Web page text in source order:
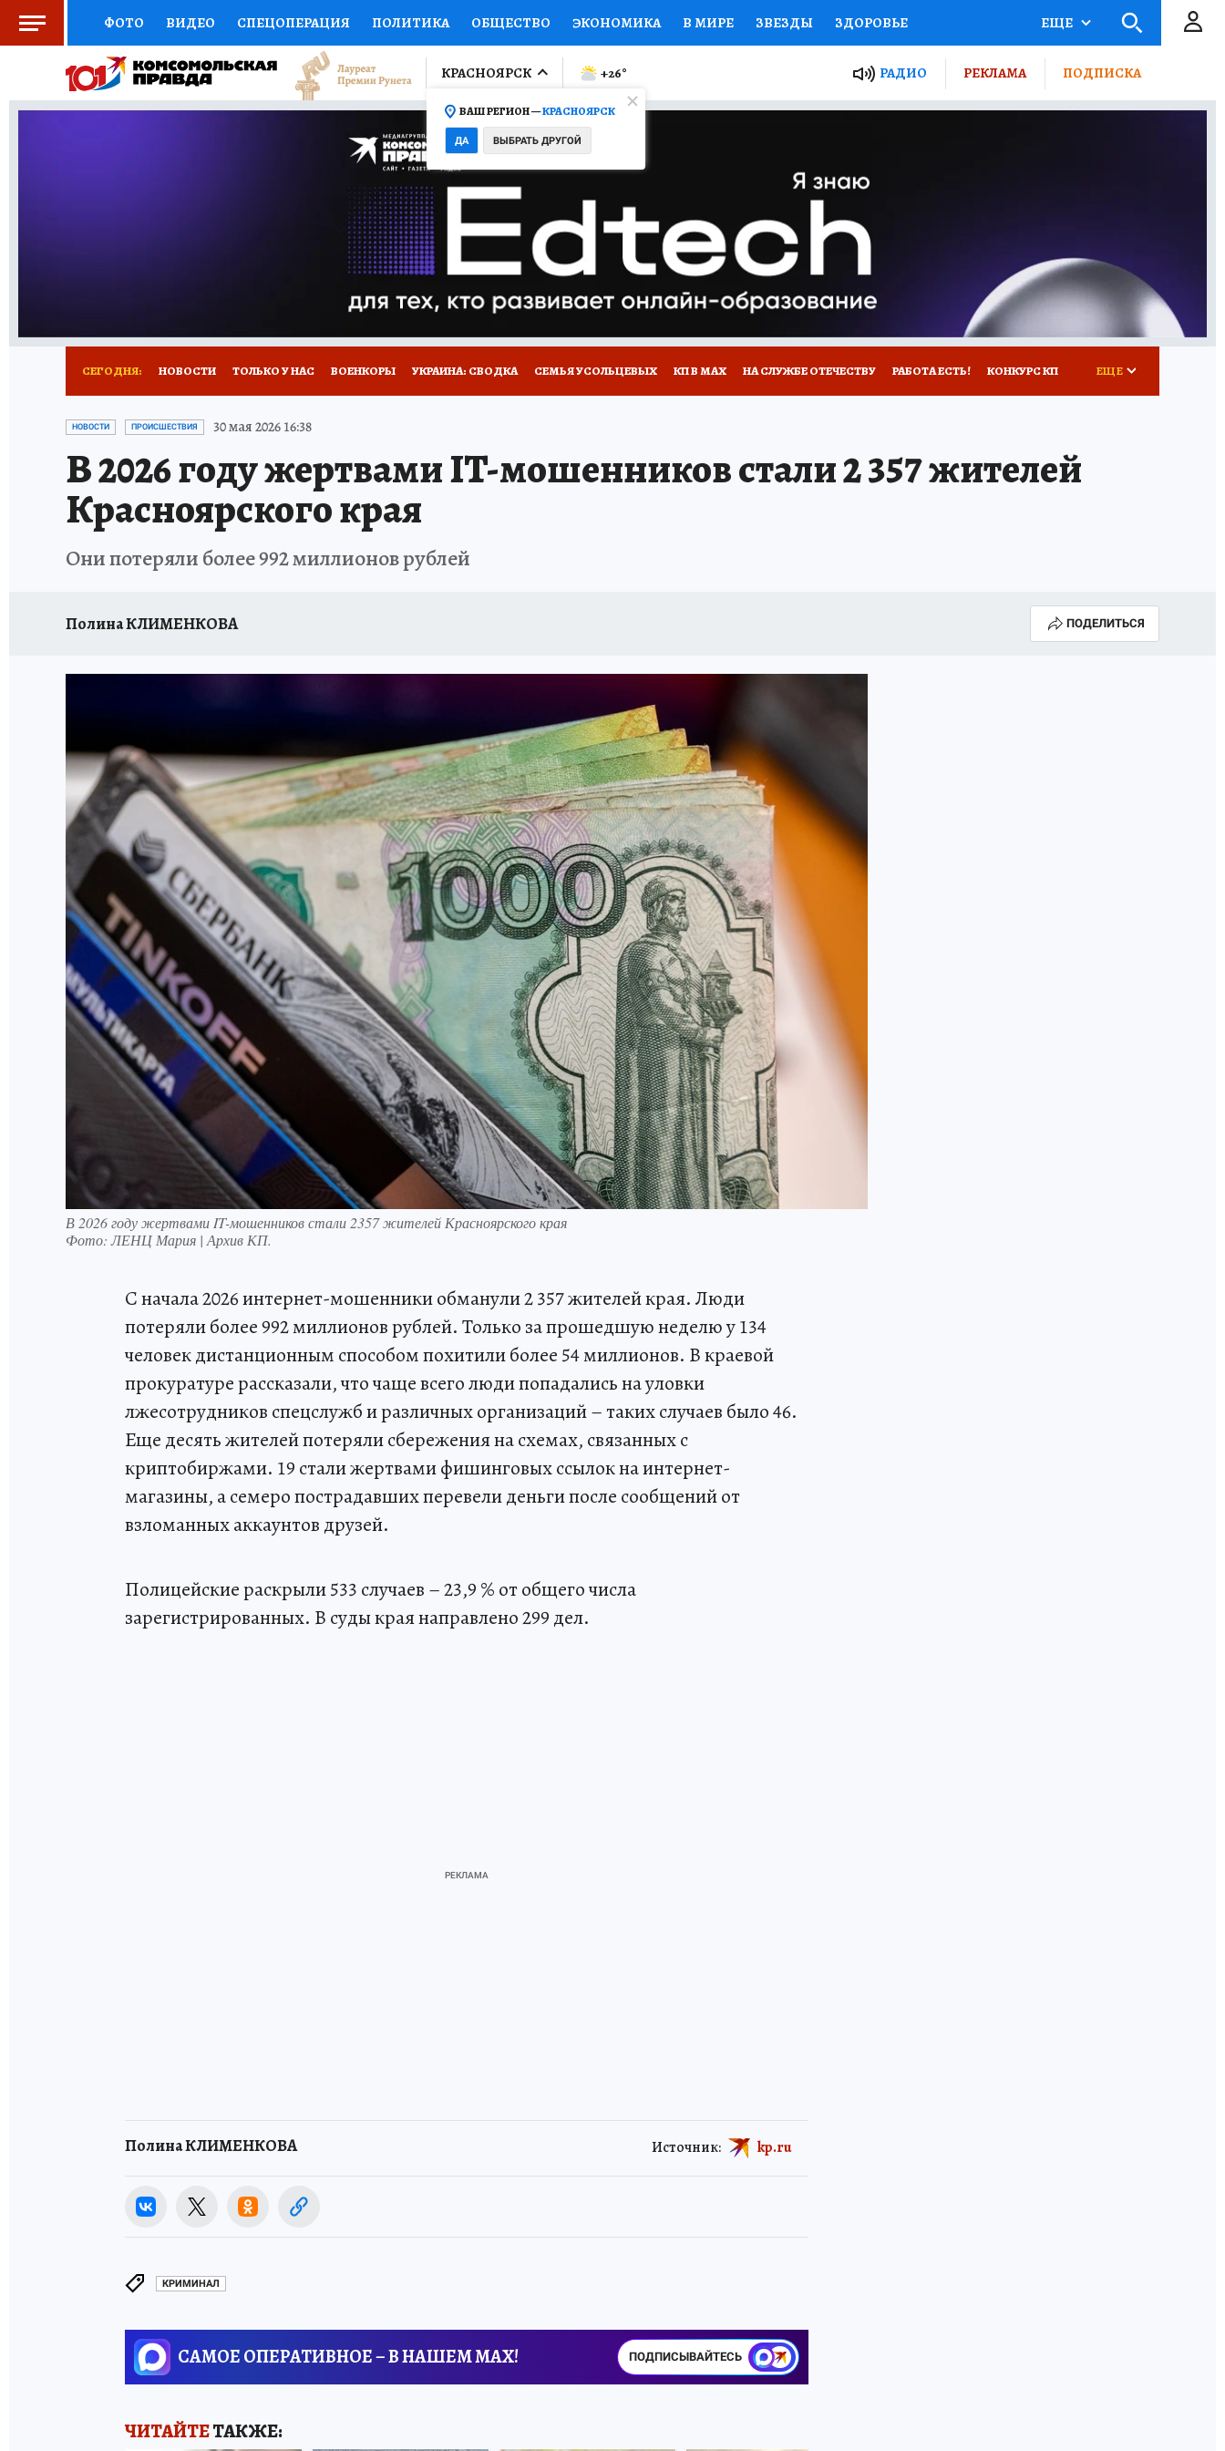
ФОТО ВИДЕО СПЕЦОПЕРАЦИЯ ПОЛИТИКА ОБЩЕСТВО ЭКОНОМИКА В МИРЕ ЗВЕЗДЫ ЗДОРОВЬЕ
СОЦПОДДЕРЖКА НАУКА СПОРТ КОЛУМНИСТЫ ПРОИСШЕСТВИЯ НАЦИОНАЛЬНЫЕ ПРОЕКТЫ РОССИИ
ВЫБОР ЭКСПЕРТОВ ДОКТОР ФИНАНСЫ ОТКРЫВАЕМ МИР Я ЗНАЮ СЕМЬЯ ЖЕНСКИЕ СЕКРЕТЫ ПУТЕВОДИТЕЛЬ
ПРОГНОЗЫ НА СПОРТ ПРОМОКОДЫ СЕРИАЛЫ
ТЕЛЕВИЗОР КОЛЛЕКЦИИ КОНКУРСЫ ГИД ПОТРЕБИТЕЛЯ
НОВОЕ НА САЙТЕ
ЕЩЕ
КРАСНОЯРСК
ВАШ РЕГИОН —КРАСНОЯРСК
ДА ВЫБРАТЬ ДРУГОЙ
+26° РАДИО РЕКЛАМА ПОДПИСКА
СЕГОДНЯ: НОВОСТИ ТОЛЬКО У НАС ВОЕНКОРЫ УКРАИНА: СВОДКА СЕМЬЯ УСОЛЬЦЕВЫХ КП В МАХ НА СЛУЖБЕ ОТЕЧЕСТВУ РАБОТА ЕСТЬ! КОНКУРС КП
ОТДЫХ В РОССИИ ЗАПОВЕДНАЯ РОССИЯ
ЕЩЕ
НОВОСТИ ПРОИСШЕСТВИЯ 30 мая 2026 16:38
В 2026 году жертвами IT-мошенников стали 2 357 жителей
Красноярского края
Они потеряли более 992 миллионов рублей
Полина КЛИМЕНКОВА ПОДЕЛИТЬСЯ
В 2026 году жертвами IT-мошенников стали 2357 жителей Красноярского края
Фото:ЛЕНЦ Мария | Архив КП.
С начала 2026 интернет-мошенники обманули 2 357 жителей края. Люди
потеряли более 992 миллионов рублей. Только за прошедшую неделю у 134
человек дистанционным способом похитили более 54 миллионов. В краевой
прокуратуре рассказали, что чаще всего люди попадались на уловки
лжесотрудников спецслужб и различных организаций – таких случаев было 46.
Еще десять жителей потеряли сбережения на схемах, связанных с
криптобиржами. 19 стали жертвами фишинговых ссылок на интернет-
магазины, а семеро пострадавших перевели деньги после сообщений от
взломанных аккаунтов друзей.
Полицейские раскрыли 533 случаев – 23,9 % от общего числа
зарегистрированных. В суды края направлено 299 дел.
Полина КЛИМЕНКОВА Источник: kp.ru
КРИМИНАЛ
САМОЕ ОПЕРАТИВНОЕ – В НАШЕМ MAX! ПОДПИСЫВАЙТЕСЬ
ЧИТАЙТЕТАКЖЕ: